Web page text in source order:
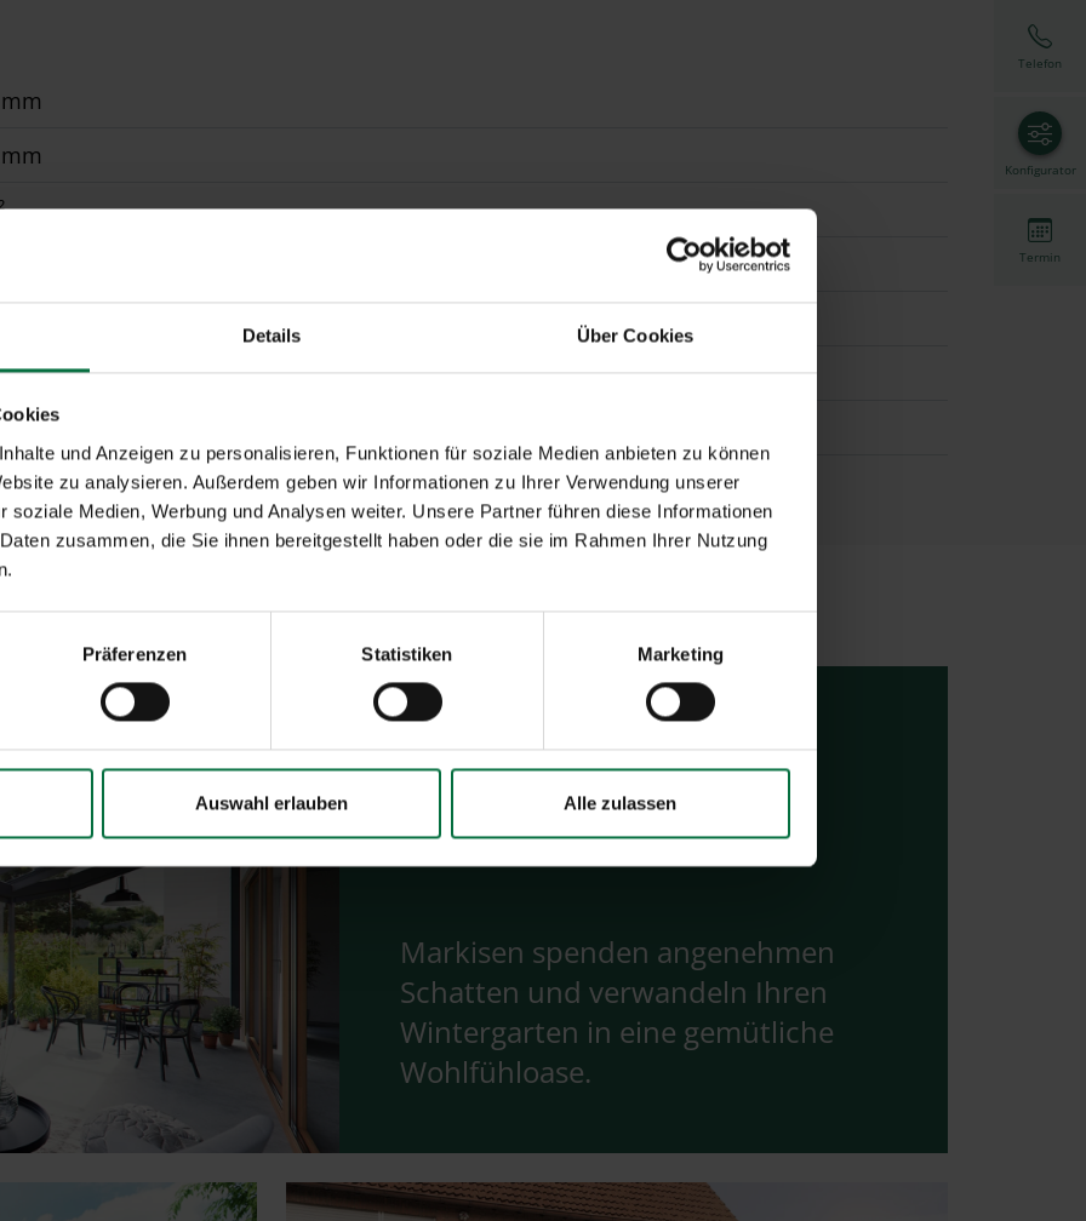
Details Über Cookies
und Anzeigen zu personalisieren, Funktionen für soziale Medien anbieten zu können
zu analysieren. Außerdem geben wir Informationen zu Ihrer Verwendung unserer
soziale Medien, Werbung und Analysen weiter. Unsere Partner führen diese Informationen
zusammen, die Sie ihnen bereitgestellt haben oder die sie im Rahmen Ihrer Nutzung
Präferenzen Statistiken Marketing
Auswahl erlauben Alle zulassen
Weather, Acryl Standard, Soltis 92, Starlight Blue
auf die Wintergarten-Profile
Markisen spenden angenehmen
Schatten und verwandeln Ihren
Wintergarten in eine gemütliche
Wohlfühloase.
Telefon
Konfigurator
Termin